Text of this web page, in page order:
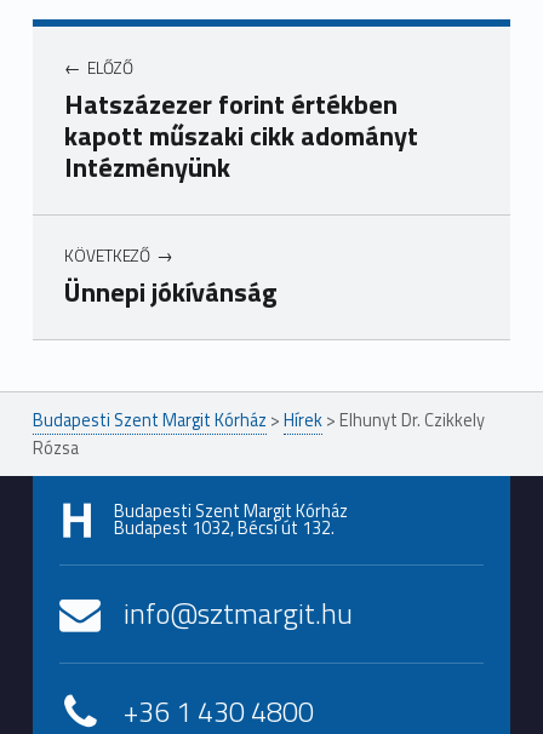
ELŐZŐ
Hatszázezer forint értékben
kapott műszaki cikk adományt
Intézményünk
KÖVETKEZŐ
Ünnepi jókívánság
Ugrás a főmenühöz
Budapesti Szent Margit Kórház >Hírek> Elhunyt Dr. Czikkely
Rózsa
Budapesti Szent Margit Kórház
Budapest 1032, Bécsi út 132.
info@sztmargit.hu
+36 1 430 4800